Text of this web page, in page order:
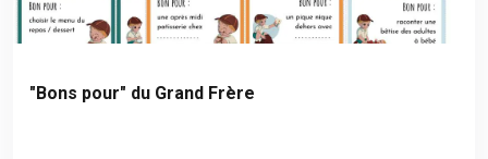
"Bons pour" du Grand Frère